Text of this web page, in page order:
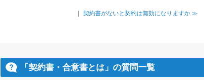
契約書がないと契約は無効になりますか ≫
「契約書・合意書とは」の質問一覧